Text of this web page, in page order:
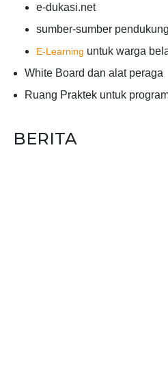
e-dukasi.net
sumber-sumber
E-Learning untuk warga
White Board dan alat peraga
Ruang Praktek untuk
BERITA